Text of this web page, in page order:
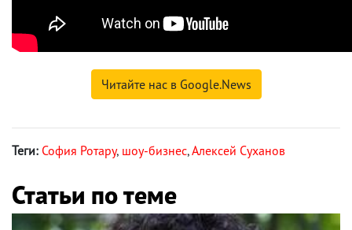
Читайте нас в Google.News
Теги: София Ротару, шоу-бизнес,Алексей Суханов
Статьи по теме